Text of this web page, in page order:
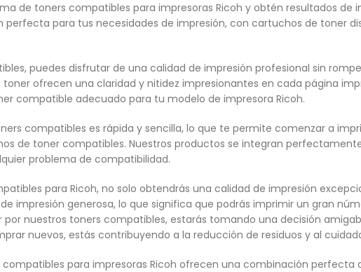
de toners compatibles para impresoras Ricoh y obtén resultados de
perfecta para tus necesidades de impresión, con cartuchos de toner
puedes disfrutar de una calidad de impresión profesional sin
ofrecen una claridad y nitidez impresionantes en cada página
compatible adecuado para tu modelo de impresora Ricoh.
compatibles es rápida y sencilla, lo que te permite comenzar a
de toner compatibles. Nuestros productos se integran
problema de compatibilidad.
para Ricoh, no solo obtendrás una calidad de impresión
impresión generosa, lo que significa que podrás imprimir un gran
por nuestros toners compatibles, estarás tomando una decisión
nuevos, estás contribuyendo a la reducción de residuos y al
compatibles para impresoras Ricoh ofrecen una combinación